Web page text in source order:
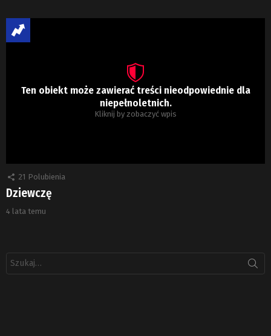
Ten obiekt może zawierać treści nieodpowiednie dla
niepełnoletnich.
Kliknij by zobaczyć wpis
21 Polubienia
Dziewczę
4 lata temu